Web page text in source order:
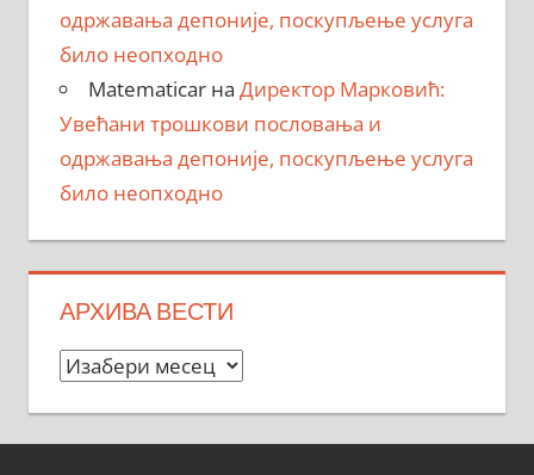
одржавања депоније, поскупљење услуга
било неопходно
Matematicarна Директор Марковић:
Увећани трошкови пословања и
одржавања депоније, поскупљење услуга
било неопходно
АРХИВА ВЕСТИ
Архива